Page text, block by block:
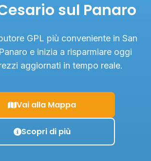
sul Panaro
GPL più conveniente in San
e inizia a risparmiare oggi
aggiornati in tempo reale.
Vai alla Mappa
Scopri di più